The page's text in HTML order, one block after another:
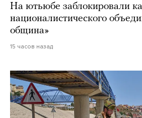
На ютьюбе заблокировали
националистического
община»
15 часов назад